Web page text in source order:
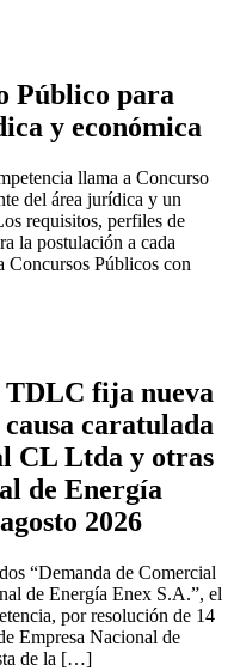
Público para
y económica
llama a Concurso
del área jurídica y un
requisitos, perfiles de
la postulación a cada
Concursos Públicos con
TDLC fija nueva
caratulada
CL Ltda y otras
de Energía
2026
“Demanda de Comercial
de Energía Enex S.A.”, el
por resolución de 14
Empresa Nacional de
de la […]